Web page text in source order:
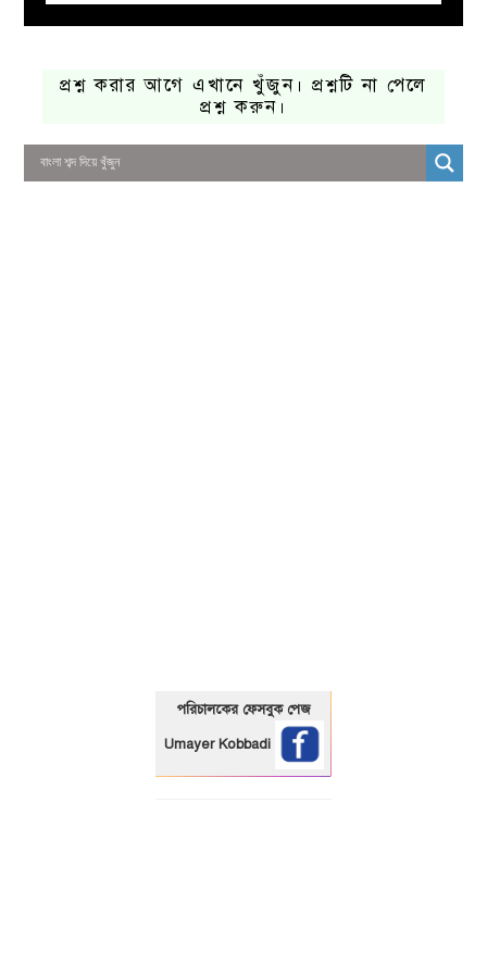
প্রশ্ন করার আগে এখানে খুঁজুন। প্রশ্নটি না পেলে
প্রশ্ন করুন।
পরিচালকের ফেসবুক পেজ
Umayer Kobbadi